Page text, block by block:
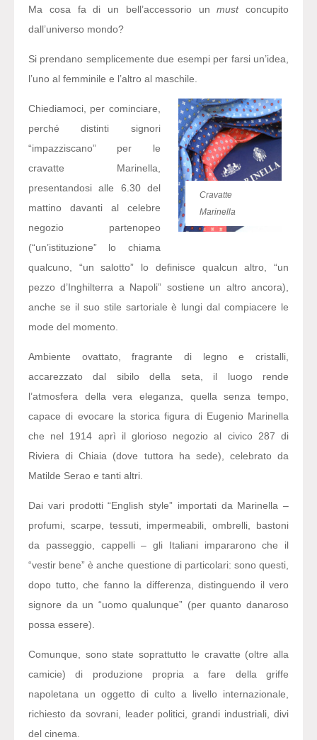
Ma cosa fa di un bell’accessorio unmustconcupito
dall’universo mondo?
Si prendano semplicemente due esempi per farsi un’idea,
l’uno al femminile e l’altro al maschile.
Cravatte
Marinella
Chiediamoci, per cominciare,
perché distinti signori
“impazziscano” per le
cravatte Marinella,
presentandosi alle 6.30 del
mattino davanti al celebre
negozio partenopeo
(“un’istituzione” lo chiama
qualcuno, “un salotto” lo definisce qualcun altro, “un
pezzo d’Inghilterra a Napoli” sostiene un altro ancora),
anche se il suo stile sartoriale è lungi dal compiacere le
mode del momento.
Ambiente ovattato, fragrante di legno e cristalli,
accarezzato dal sibilo della seta, il luogo rende
l’atmosfera della vera eleganza, quella senza tempo,
capace di evocare la storica figura di Eugenio Marinella
che nel 1914 aprì il glorioso negozio al civico 287 di
Riviera di Chiaia (dove tuttora ha sede), celebrato da
Matilde Serao e tanti altri.
Dai vari prodotti “English style” importati da Marinella –
profumi, scarpe, tessuti, impermeabili, ombrelli, bastoni
da passeggio, cappelli – gli Italiani impararono che il
“vestir bene” è anche questione di particolari: sono questi,
dopo tutto, che fanno la differenza, distinguendo il vero
signore da un “uomo qualunque” (per quanto danaroso
possa essere).
Comunque, sono state soprattutto le cravatte (oltre alla
camicie) di produzione propria a fare della griffe
napoletana un oggetto di culto a livello internazionale,
richiesto da sovrani, leader politici, grandi industriali, divi
del cinema.